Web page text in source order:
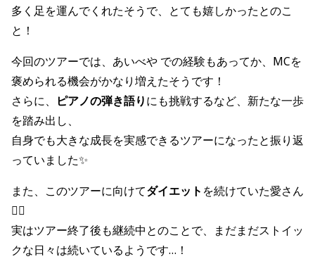
多く足を運んでくれたそうで、とても嬉しかったとのこ
と！
今回のツアーでは、あいべや での経験もあってか、MCを
褒められる機会がかなり増えたそうです！
さらに、
ピアノの弾き語りにも挑戦するなど、新たな一歩
を踏み出し、
自身でも大きな成長を実感できるツアーになったと振り返
っていました✨
また、このツアーに向けてダイエット を続けていた愛さん
🏃‍♀️
実はツアー終了後も継続中とのことで、まだまだストイッ
クな日々は続いているようです…！